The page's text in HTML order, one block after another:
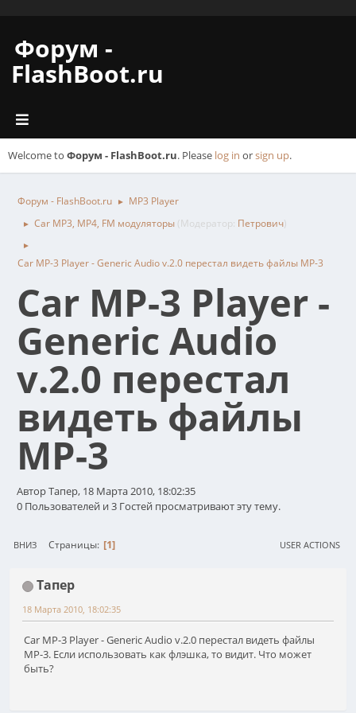
Форум -
FlashBoot.ru
Welcome to Форум - FlashBoot.ru. Please log in orsign up.
Форум - FlashBoot.ru ► MP3 Player
► Car MP3, MP4, FM модуляторы (Модератор: Петрович)
►
Car MP-3 Player - Generic Audio v.2.0 перестал видеть файлы MP-3
Car MP-3 Player -
Generic Audio
v.2.0 перестал
видеть файлы
MP-3
Автор Тапер, 18 Марта 2010, 18:02:35
0 Пользователей и 3 Гостей просматривают эту тему.
ВНИЗ Страницы 1 USER ACTIONS
Тапер
18 Марта 2010, 18:02:35
Car MP-3 Player - Generic Audio v.2.0 перестал видеть файлы
MP-3. Если использовать как флэшка, то видит. Что может
быть?